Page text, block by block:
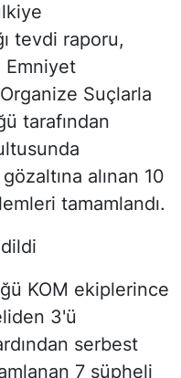
tevdi raporu,
Emniyet
Suçlarla
tarafından
alınan 10
tamamlandı.
KOM ekiplerince
3'ü
serbest
7 şüpheli